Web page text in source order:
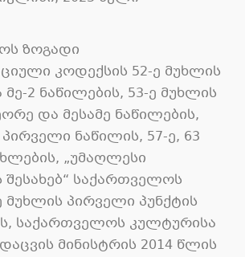
ზოგადი
კოდექსის 52-ე მუხლის
2 ნაწილების, 53-ე მუხლის
და მესამე ნაწილების,
ნაწილის, 57-ე, 63
„უმაღლესი
საქართველოს
მუხლის პირველი პუნქტის
საქართველოს კულტურისა
მინისტრის 2014 წლის